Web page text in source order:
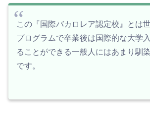
この『国際バカロレア認定校』とは
プログラムで卒業後は国際的な大学
ることができる一般人にはあまり馴
です。